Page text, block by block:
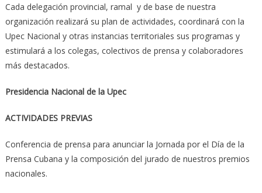
Cada delegación provincial, ramal y de base de nuestra
organización realizará su plan de actividades, coordinará con la
Upec Nacional y otras instancias territoriales sus programas y
estimulará a los colegas, colectivos de prensa y colaboradores
más destacados.
Presidencia Nacional de la Upec
ACTIVIDADES PREVIAS
Conferencia de prensa para anunciar la Jornada por el Día de la
Prensa Cubana y la composición del jurado de nuestros premios
nacionales.